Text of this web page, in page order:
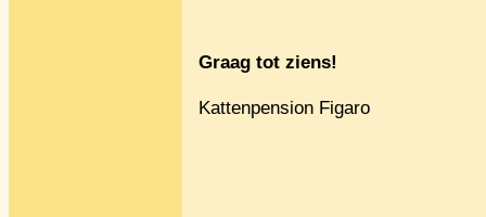
Graag tot ziens!
Kattenpension Figaro